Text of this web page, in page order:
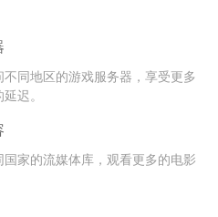
同地区的游戏服务器，享受更多
迟。
家的流媒体库，观看更多的电影